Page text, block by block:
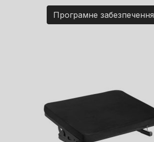
Програмне забезпечення